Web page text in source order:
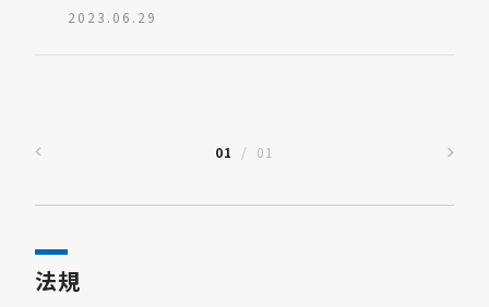
2023.06.29
01 / 01
法規